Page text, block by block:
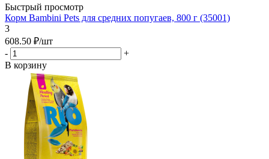
Быстрый просмотр
Корм Bambini Pets для средних попугаев, 800 г (35001)
3
608.50 ₽/шт
-
+
В корзину